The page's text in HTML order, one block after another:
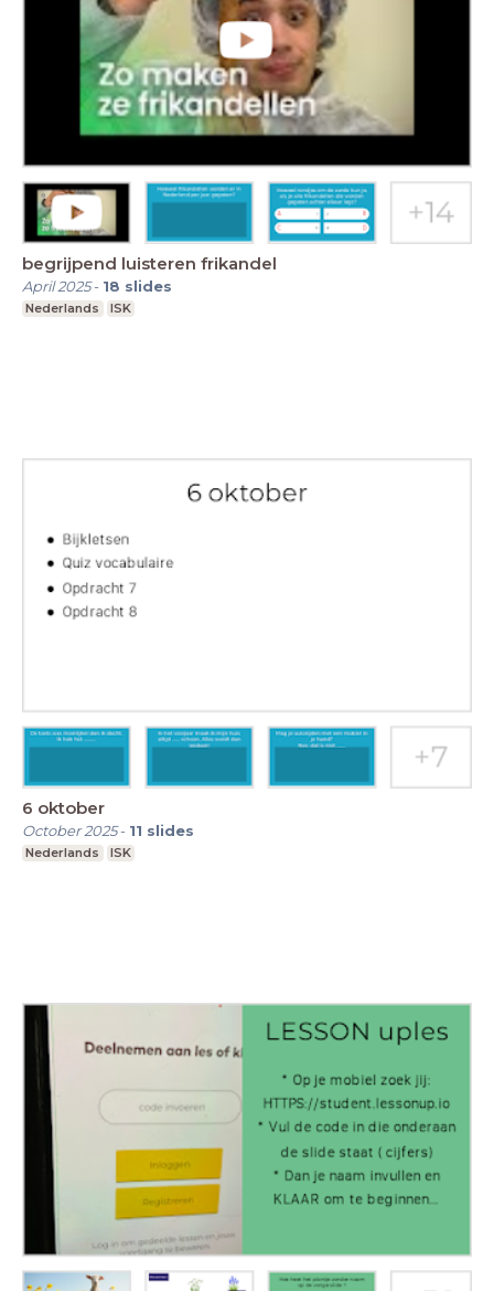
begrijpend luisteren frikandel
April 2025- 18 slides
Nederlands ISK
6 oktober
October 2025- 11 slides
Nederlands ISK